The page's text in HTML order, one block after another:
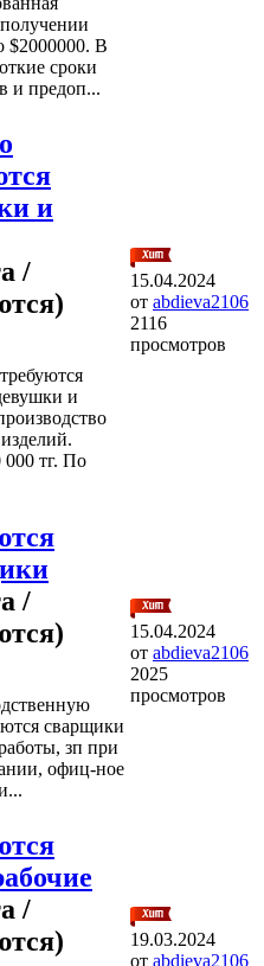
$2000000. В
сроки
и предоп...
и
/
и
тг. По
15.04.2024
от abdieva2106
2116
просмотров
/
сварщики
зп при
офиц-ное
15.04.2024
от abdieva2106
2025
просмотров
/
19.03.2024
от abdieva2106